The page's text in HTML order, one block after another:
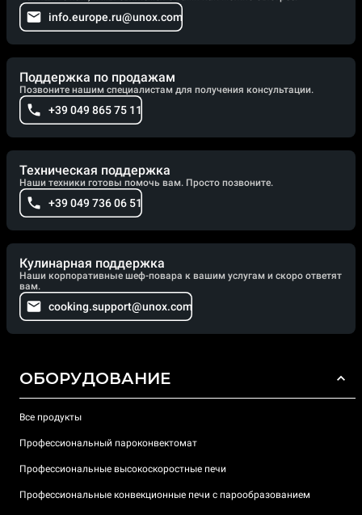
info.europe.ru@unox.com
Поддержка по продажам
Позвоните нашим специалистам для получения консультации.
+39 049 865 75 11
Техническая поддержка
Наши техники готовы помочь вам. Просто позвоните.
+39 049 736 06 51
Кулинарная поддержка
Наши корпоративные шеф-повара к вашим услугам и скоро ответят
вам.
cooking.support@unox.com
ОБОРУДОВАНИЕ
Все продукты
Профессиональный пароконвектомат
Профессиональные высокоскоростные печи
Профессиональные конвекционные печи с парообразованием